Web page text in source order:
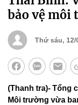
bảo vệ môi
Thứ sáu, 12/
(Thanh tra)- Tổng
Môi trường vừa